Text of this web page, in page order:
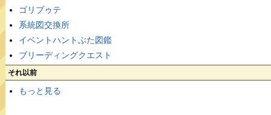
ゴリブゥテ
系統図交換所
イベントハントぶた図鑑
ブリーディングクエスト
それ以前
もっと見る